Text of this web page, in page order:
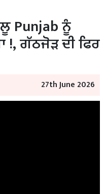
Punjab ਨੂੰ
!, ਗੱਠਜੋੜ ਦੀ ਫਿਰ
27th June 2026